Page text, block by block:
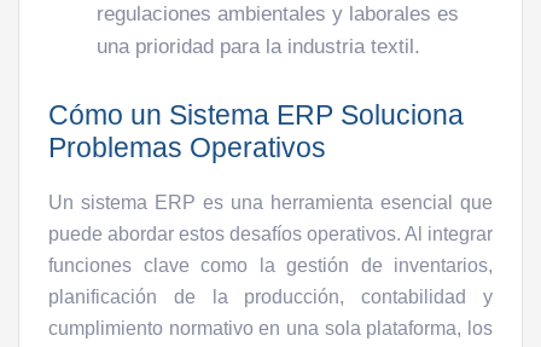
regulaciones ambientales y laborales es
una prioridad para la industria textil.
Cómo un Sistema ERP Soluciona
Problemas Operativos
Un sistema ERP es una herramienta esencial que
puede abordar estos desafíos operativos. Al integrar
funciones clave como la gestión de inventarios,
planificación de la producción, contabilidad y
cumplimiento normativo en una sola plataforma, los